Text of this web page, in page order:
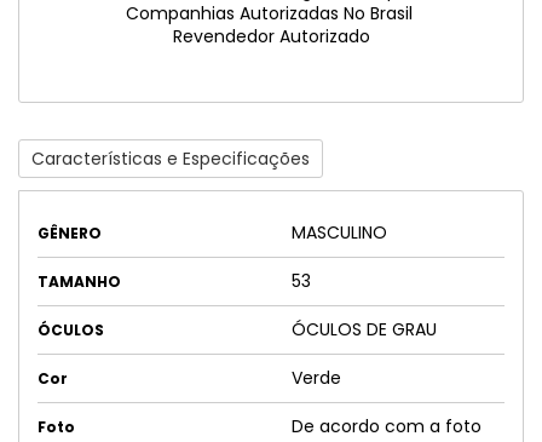
Companhias Autorizadas No Brasil
Revendedor Autorizado
Características e Especificações
GÊNERO MASCULINO
TAMANHO 53
ÓCULOS ÓCULOS DE GRAU
Cor Verde
Foto De acordo com a foto